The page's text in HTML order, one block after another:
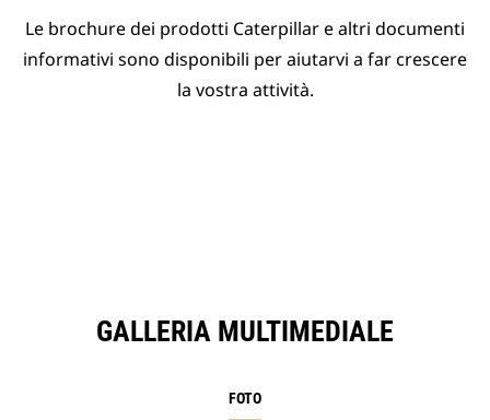
Le brochure dei prodotti Caterpillar e altri documenti
informativi sono disponibili per aiutarvi a far crescere
la vostra attività.
GALLERIA MULTIMEDIALE
FOTO